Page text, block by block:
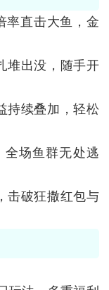
率直击大鱼，金
堆出没，随手开
持续叠加，轻松
场鱼群无处逃
击破狂撒红包与